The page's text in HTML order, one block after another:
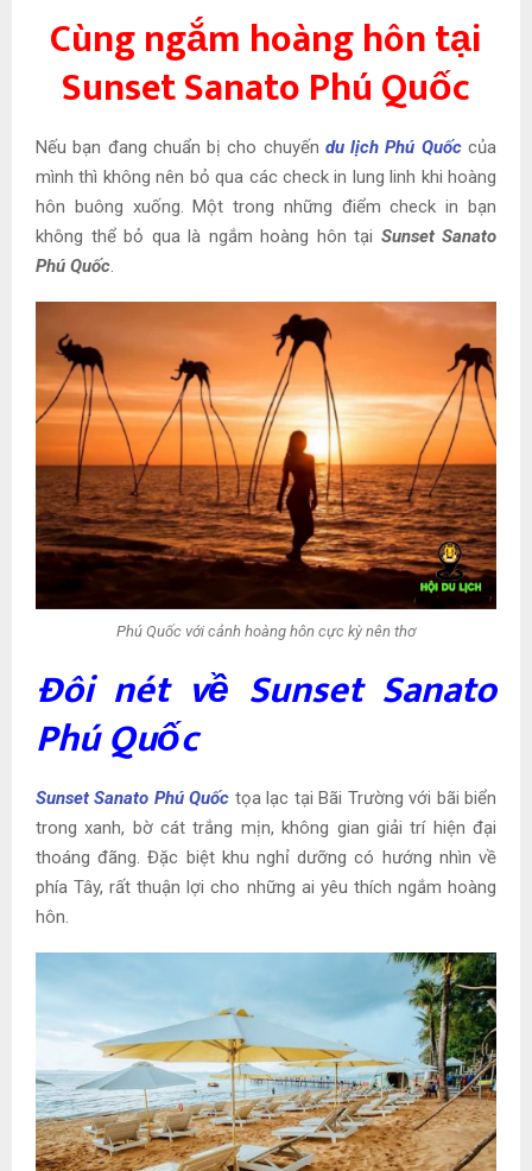
Cùng ngắm hoàng hôn tại
Sunset Sanato Phú Quốc
Nếu bạn đang chuẩn bị cho chuyến du lịch Phú Quốccủa
mình thì không nên bỏ qua các check in lung linh khi hoàng
hôn buông xuống. Một trong những điểm check in bạn
không thể bỏ qua là ngắm hoàng hôn tại Sunset Sanato
Phú Quốc.
Phú Quốc với cảnh hoàng hôn cực kỳ nên thơ
Đôi nét về Sunset Sanato
Phú Quốc
Sunset Sanato Phú Quốc tọa lạc tại Bãi Trường với bãi biển
trong xanh, bờ cát trắng mịn, không gian giải trí hiện đại
thoáng đãng. Đặc biệt khu nghỉ dưỡng có hướng nhìn về
phía Tây, rất thuận lợi cho những ai yêu thích ngắm hoàng
hôn.